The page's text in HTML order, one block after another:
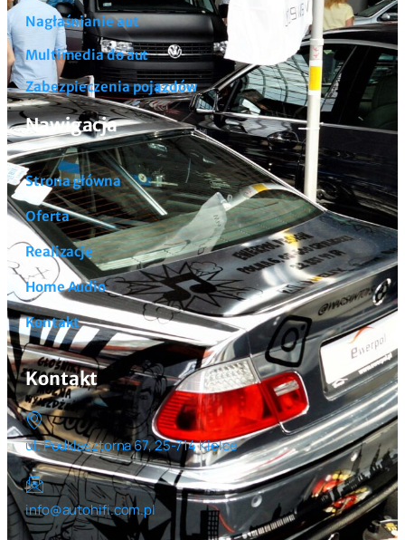
Nagłaśnianie aut
Multimedia do aut
Zabezpieczenia pojazdów
Nawigacja
Strona główna
Oferta
Realizacje
Home Audio
Kontakt
Kontakt
ul. Podklasztorna 67, 25-714 Kielce
info@autohifi.com.pl